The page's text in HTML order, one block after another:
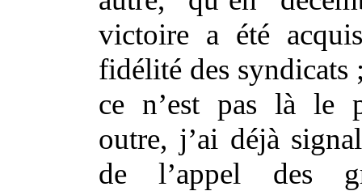
victoire a été
fidélité des syndicats
ce n’est pas là le
outre, j’ai déjà
de l’appel des